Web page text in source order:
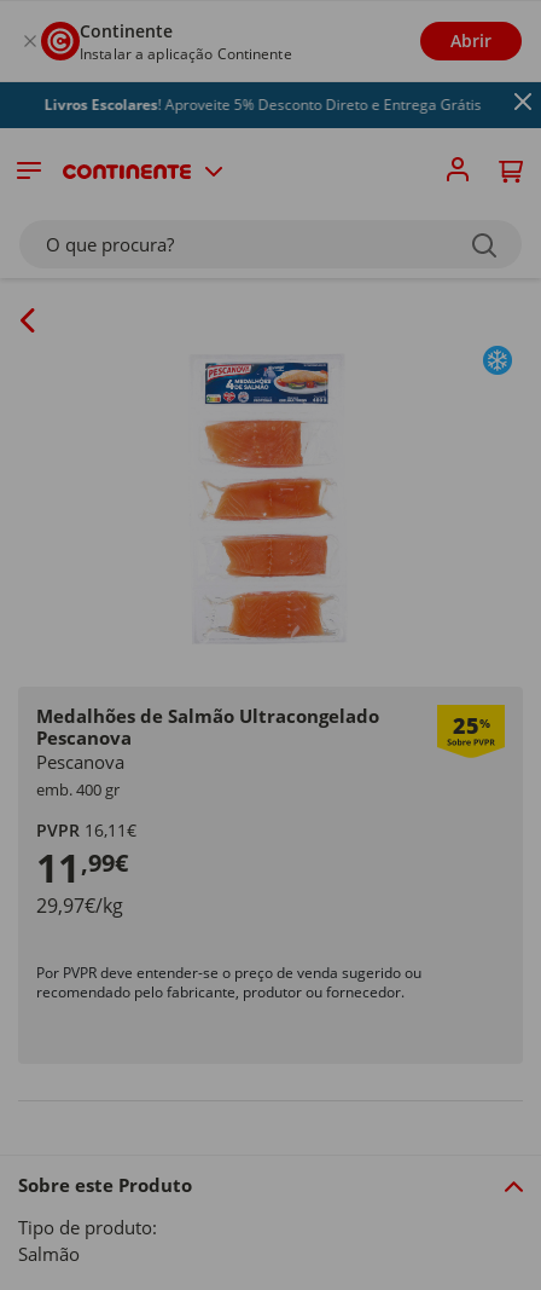
Continente
Instalar a aplicação Continente
Abrir
Livros Escolares! Aproveite 5% Desconto Direto e Entrega Grátis
O que procura?
Medalhões de Salmão Ultracongelado
Pescanova
25%
Pescanova
emb. 400 gr
PVPR 16,11€
11 ,99€
29,97€/kg
Por PVPR deve entender-se o preço de venda sugerido ou
recomendado pelo fabricante, produtor ou fornecedor.
Sobre este Produto
Tipo de produto:
Salmão